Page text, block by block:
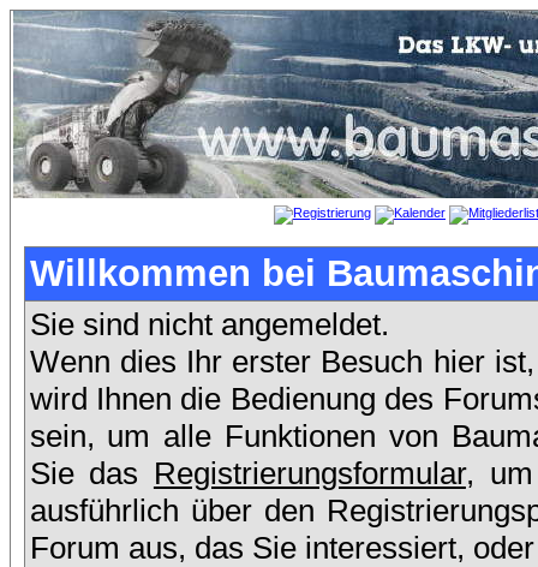
Willkommen bei
Sie sind nicht angemeldet.
Wenn dies Ihr erster Besuch hier
wird Ihnen die Bedienung des
sein, um alle Funktionen von
Sie das Registrierungsformular,
ausführlich über den
Forum aus, das Sie interessiert,